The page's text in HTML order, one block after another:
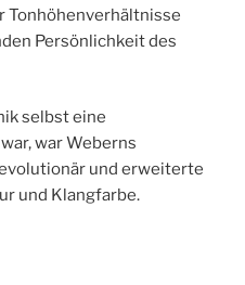
Tonhöhenverhältnisse
Persönlichkeit des
selbst eine
war Weberns
und erweiterte
und Klangfarbe.